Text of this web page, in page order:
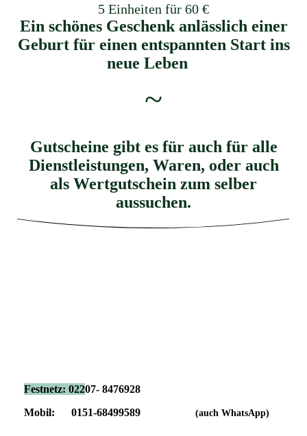
5 Einheiten für 60 €
Ein schönes Geschenk anlässlich einer
Geburt für einen entspannten Start ins
neue Leben
~
Gutscheine gibt es für auch für alle
Dienstleistungen, Waren, oder auch
als Wertgutschein zum selber
aussuchen.
Festnetz: 02207- 8476928
Mobil: 0151-68499589
(auch WhatsApp)